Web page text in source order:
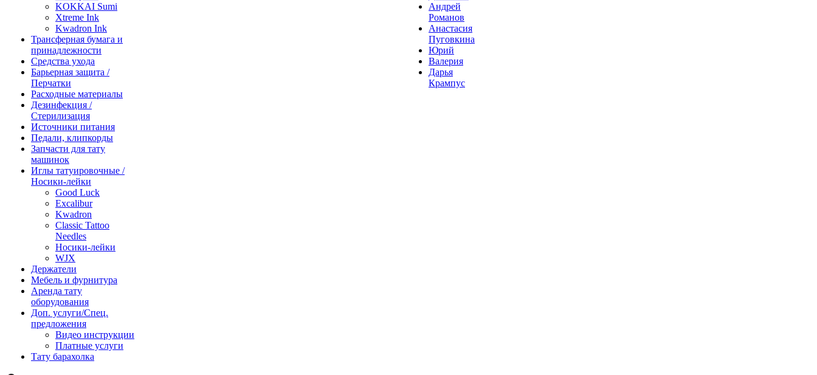
KOKKAI Sumi
Xtreme Ink
Kwadron Ink
Трансферная бумага и
принадлежности
Средства ухода
Барьерная защита /
Перчатки
Расходные материалы
Дезинфекция /
Стерилизация
Источники питания
Педали, клипкорды
Запчасти для тату
машинок
Иглы татуировочные /
Носики-лейки
Good Luck
Excalibur
Kwadron
Classic Tattoo
Needles
Носики-лейки
WJX
Держатели
Мебель и фурнитура
Аренда тату
оборудования
Доп. услуги/Спец.
предложения
Видео инструкции
Платные услуги
Тату барахолка
Андрей
Романов
Анастасия
Пуговкина
Юрий
Валерия
Дарья
Крампус